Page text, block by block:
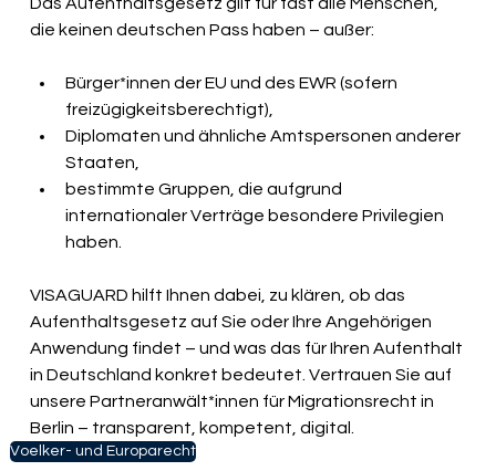
die keinen deutschen Pass haben – außer:
Bürger*innen der EU und des EWR (sofern
freizügigkeitsberechtigt),
Diplomaten und ähnliche Amtspersonen anderer
Staaten,
bestimmte Gruppen, die aufgrund
internationaler Verträge besondere Privilegien
haben.
VISAGUARD hilft Ihnen dabei, zu klären, ob das
Aufenthaltsgesetz auf Sie oder Ihre Angehörigen
Anwendung findet – und was das für Ihren Aufenthalt
in Deutschland konkret bedeutet. Vertrauen Sie auf
unsere Partneranwält*innen für Migrationsrecht in
Berlin – transparent, kompetent, digital.
Voelker- und Europarecht